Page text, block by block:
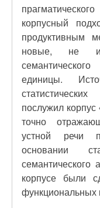
корпусный
продуктивным
новые, не
единицы.
послужил
точно
устной речи
основании
семантического
корпусе были
функциональных